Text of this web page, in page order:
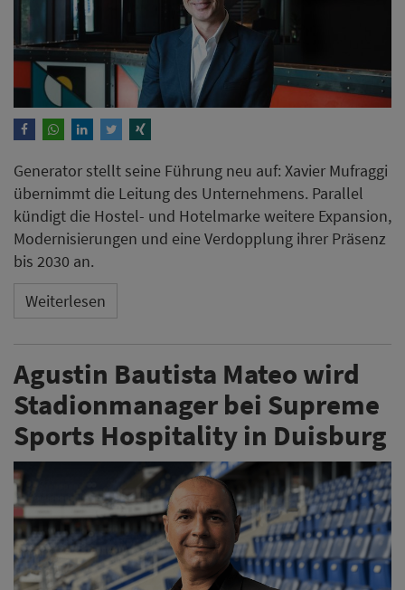
Weiterlesen
​​​​​​​Agustin Bautista Mateo wird
Stadionmanager bei Supreme
Sports Hospitality in Duisburg
Supreme Sports Hospitality stellt die Weichen für den
Start am neuen Standort in Duisburg und besetzt eine
Schlüsselposition: Der gebürtige Duisburger Agustin
Bautista Mateo übernimmt ab sofort die Funktion des
Stadionmanagers in der schauinsland-reisen-arena.
Damit verantwortet er künftig die Leitung des